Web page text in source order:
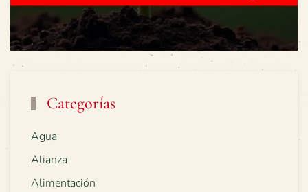
Categorías
Agua
Alianza
Alimentación